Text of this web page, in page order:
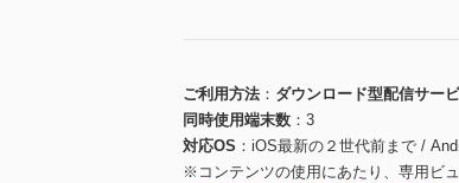
ご利用方法
ダウンロード型配信サー
同時使用端末数
3
対応OS
iOS最新の２世代前まで /
※コンテンツの使用にあたり、専用ビ